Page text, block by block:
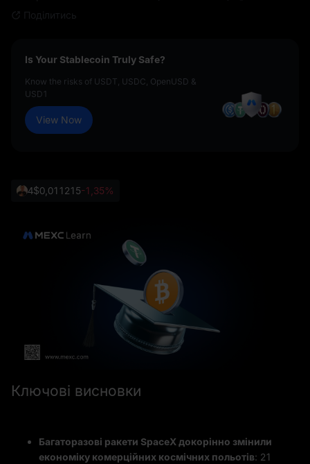
Поділитись
Is Your Stablecoin Truly Safe?
Know the risks of USDT, USDC, OpenUSD &
USD1
View Now
4$0,011215-1,35%
Ключові висновки
Багаторазові ракети SpaceX докорінно змінили
економіку комерційних космічних польотів: 21